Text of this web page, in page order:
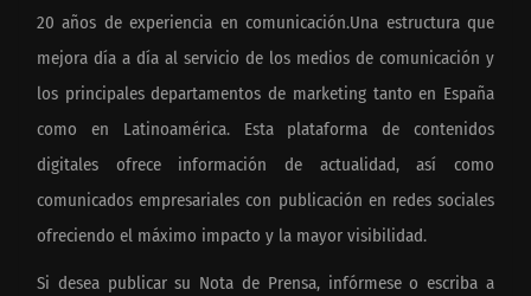
20 años de experiencia en comunicación.Una estructura que
mejora día a día al servicio de los medios de comunicación y
los principales departamentos de marketing tanto en España
como en Latinoamérica. Esta plataforma de contenidos
digitales ofrece información de actualidad, así como
comunicados empresariales con publicación en redes sociales
ofreciendo el máximo impacto y la mayor visibilidad.
Si desea publicar su Nota de Prensa, infórmese o escriba a